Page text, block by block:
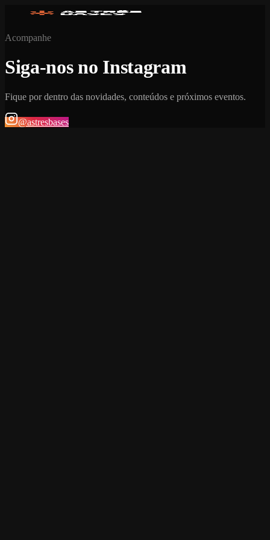
Acompanhe
Siga-nos no Instagram
Fique por dentro das novidades, conteúdos e próximos eventos.
@astresbases